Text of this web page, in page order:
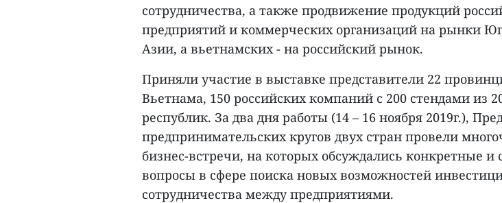
сотрудничества, а также продвижение продукций
предприятий и коммерческих организаций на рынки
Азии, а вьетнамских - на российский рынок.
Приняли участие в выставке представители 22
Вьетнама, 150 российских компаний с 200 стендами из
республик. За два дня работы (14 – 16 ноября 2019г.),
предпринимательских кругов двух стран провели
бизнес-встречи, на которых обсуждались конкретные и
вопросы в сфере поиска новых возможностей
сотрудничества между предприятиями.